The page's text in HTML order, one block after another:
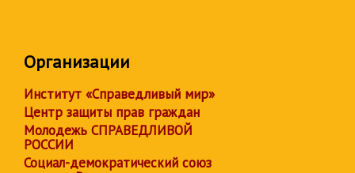
Организации
Институт «Справедливый мир»
Центр защиты прав граждан
Молодежь СПРАВЕДЛИВОЙ
РОССИИ
Социал-демократический союз